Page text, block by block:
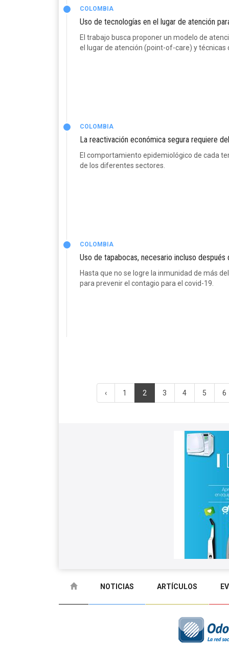
COLOMBIA
Uso de tecnologías en el lugar de atención
El trabajo busca proponer un modelo de
el lugar de atención (point-of-care) y técnicas
COLOMBIA
La reactivación económica segura requiere
El comportamiento epidemiológico de cada
de los diferentes sectores.
COLOMBIA
Uso de tapabocas, necesario incluso después
Hasta que no se logre la inmunidad de más
para prevenir el contagio para el covid-19.
‹ 1 2 3 4 5 6
NOTICIAS ARTÍCULOS